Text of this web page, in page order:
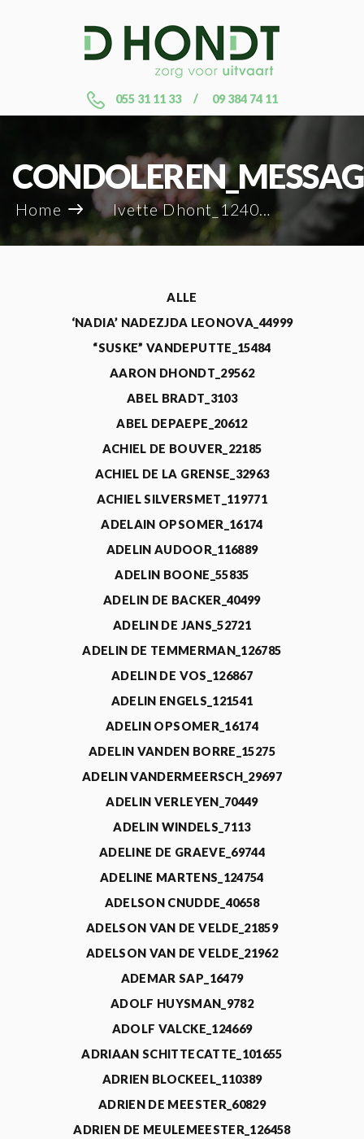
055 31 11 33 09 384 74 11
Home Ivette Dhont_124070
ALLE
‘NADIA’ NADEZJDA LEONOVA_44999
“SUSKE” VANDEPUTTE_15484
AARON DHONDT_29562
ABEL BRADT_3103
ABEL DEPAEPE_20612
ACHIEL DE BOUVER_22185
ACHIEL DE LA GRENSE_32963
ACHIEL SILVERSMET_119771
ADELAIN OPSOMER_16174
ADELIN AUDOOR_116889
ADELIN BOONE_55835
ADELIN DE BACKER_40499
ADELIN DE JANS_52721
ADELIN DE TEMMERMAN_126785
ADELIN DE VOS_126867
ADELIN ENGELS_121541
ADELIN OPSOMER_16174
ADELIN VANDEN BORRE_15275
ADELIN VANDERMEERSCH_29697
ADELIN VERLEYEN_70449
ADELIN WINDELS_7113
ADELINE DE GRAEVE_69744
ADELINE MARTENS_124754
ADELSON CNUDDE_40658
ADELSON VAN DE VELDE_21859
ADELSON VAN DE VELDE_21962
ADEMAR SAP_16479
ADOLF HUYSMAN_9782
ADOLF VALCKE_124669
ADRIAAN SCHITTECATTE_101655
ADRIEN BLOCKEEL_110389
ADRIEN DE MEESTER_60829
ADRIEN DE MEULEMEESTER_126458